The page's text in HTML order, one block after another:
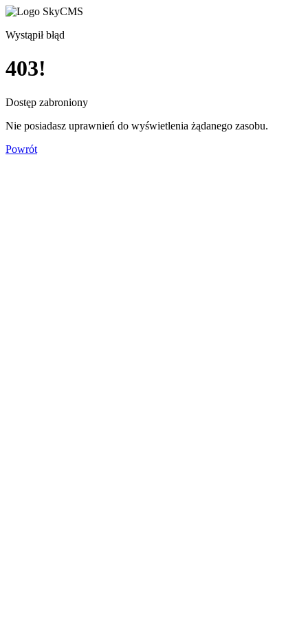
Wystąpił błąd
403!
Dostęp zabroniony
Nie posiadasz uprawnień do wyświetlenia żądanego zasobu.
Powrót